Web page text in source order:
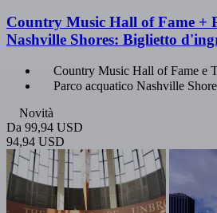
Country Music Hall of Fame +
Nashville Shores: Biglietto
Country Music Hall of Fame e
Parco acquatico Nashville
Novità
Da 99,94 USD
94,94 USD